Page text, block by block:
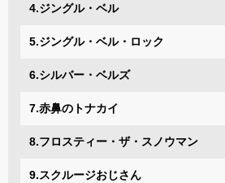
4.ジングル・ベル
5.ジングル・ベル・ロック
6.シルバー・ベルズ
7.赤鼻のトナカイ
8.フロスティー・ザ・スノウマン
9.スクルージおじさん